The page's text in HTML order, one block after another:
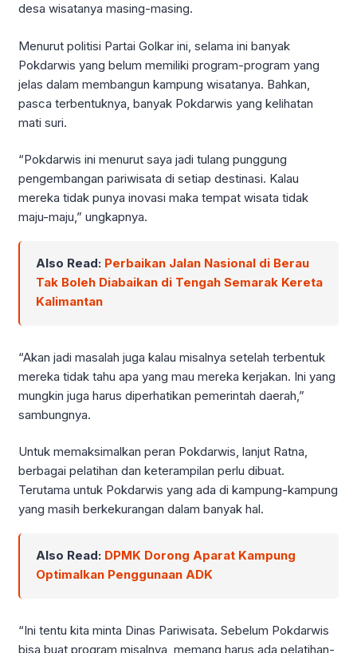
desa wisatanya masing-masing.
Menurut politisi Partai Golkar ini, selama ini banyak
Pokdarwis yang belum memiliki program-program yang
jelas dalam membangun kampung wisatanya. Bahkan,
pasca terbentuknya, banyak Pokdarwis yang kelihatan
mati suri.
“Pokdarwis ini menurut saya jadi tulang punggung
pengembangan pariwisata di setiap destinasi. Kalau
mereka tidak punya inovasi maka tempat wisata tidak
maju-maju,” ungkapnya.
Also Read: Perbaikan Jalan Nasional di Berau
Tak Boleh Diabaikan di Tengah Semarak Kereta
Kalimantan
“Akan jadi masalah juga kalau misalnya setelah terbentuk
mereka tidak tahu apa yang mau mereka kerjakan. Ini yang
mungkin juga harus diperhatikan pemerintah daerah,”
sambungnya.
Untuk memaksimalkan peran Pokdarwis, lanjut Ratna,
berbagai pelatihan dan keterampilan perlu dibuat.
Terutama untuk Pokdarwis yang ada di kampung-kampung
yang masih berkekurangan dalam banyak hal.
Also Read: DPMK Dorong Aparat Kampung
Optimalkan Penggunaan ADK
“Ini tentu kita minta Dinas Pariwisata. Sebelum Pokdarwis
bisa buat program misalnya, memang harus ada pelatihan-